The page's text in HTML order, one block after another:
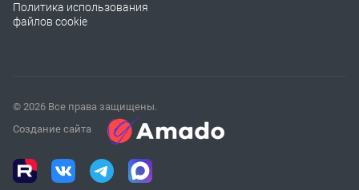
Политика использования
файлов cookie
© 2026 Все права защищены.
Создание сайта